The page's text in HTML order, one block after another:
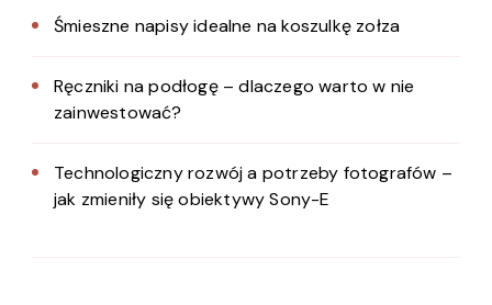
Śmieszne napisy idealne na koszulkę zołza
Ręczniki na podłogę – dlaczego warto w nie
zainwestować?
Technologiczny rozwój a potrzeby fotografów –
jak zmieniły się obiektywy Sony-E